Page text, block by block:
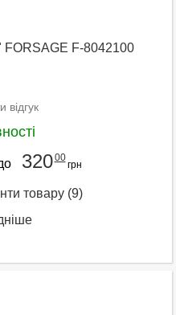
F-8042100
відгук
32000
грн
товару (9)